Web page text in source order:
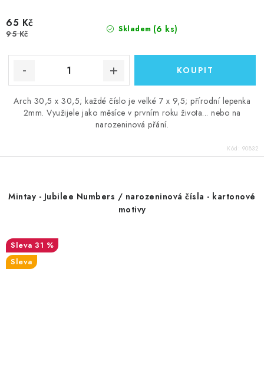
Skladem (6 ks)
65 Kč
95 Kč
Arch 30,5 x 30,5; každé číslo je velké 7 x 9,5; přírodní lepenka
2mm. Využijele jako měsíce v prvním roku života... nebo na
narozeninová přání.
Kód: 90832
Mintay - Jubilee Numbers / narozeninová čísla - kartonové
motivy
31 %
Sleva